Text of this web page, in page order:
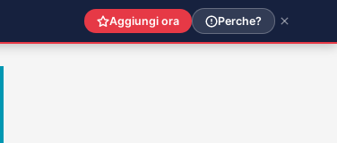
Aggiungi ora Perche?